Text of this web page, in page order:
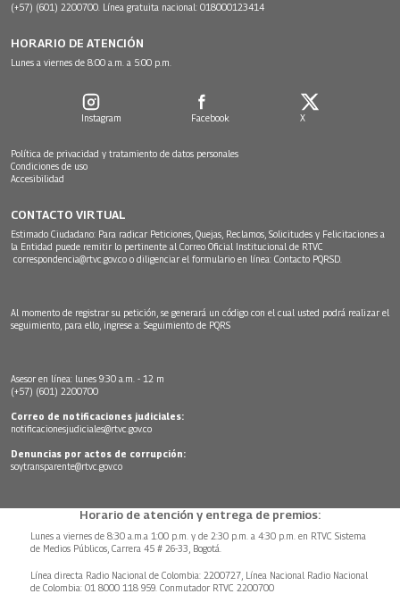
(+57) (601) 2200700. Línea gratuita nacional: 018000123414
HORARIO DE ATENCIÓN
Lunes a viernes de 8:00 a.m. a 5:00 p.m.
Instagram Facebook X
Política de privacidad y tratamiento de datos personales
Condiciones de uso
Accesibilidad
CONTACTO VIRTUAL
Estimado Ciudadano: Para radicar Peticiones, Quejas, Reclamos, Solicitudes y Felicitaciones a
la Entidad puede remitir lo pertinente al Correo Oficial Institucional de RTVC
correspondencia@rtvc.gov.co o diligenciar el formulario en línea: Contacto PQRSD.
Al momento de registrar su petición, se generará un código con el cual usted podrá realizar el
seguimiento, para ello, ingrese a: Seguimiento de PQRS
Asesor en línea: lunes 9:30 a.m. - 12 m
(+57) (601) 2200700
Correo de notificaciones judiciales:
notificacionesjudiciales@rtvc.gov.co
Denuncias por actos de corrupción:
soytransparente@rtvc.gov.co
Horario de atención y entrega de premios:
Lunes a viernes de 8:30 a.m.a 1:00 p.m. y de 2:30 p.m. a 4:30 p.m. en RTVC Sistema
de Medios Públicos, Carrera 45 # 26-33, Bogotá.
Línea directa Radio Nacional de Colombia: 2200727, Línea Nacional Radio Nacional
de Colombia: 01 8000 118 959. Conmutador RTVC 2200700